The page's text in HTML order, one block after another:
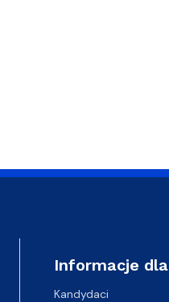
Informacje dla
Kandydaci